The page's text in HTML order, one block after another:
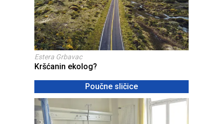
Estera Grbavac
Kršćanin ekolog?
Poučne sličice